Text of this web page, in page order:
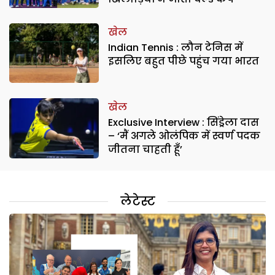
खेल
Indian Tennis : लौन टेनिस में
इसलिए बहुत पीछे पहुंच गया भारत
खेल
Exclusive Interview : सिंड्रेला दास
– ‘मैं अगले ओलंपिक में स्वर्ण पदक
जीतना चाहती हूँ’
लेटेस्ट